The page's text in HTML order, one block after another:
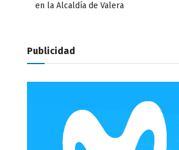
en la Alcaldía de Valera
Publicidad